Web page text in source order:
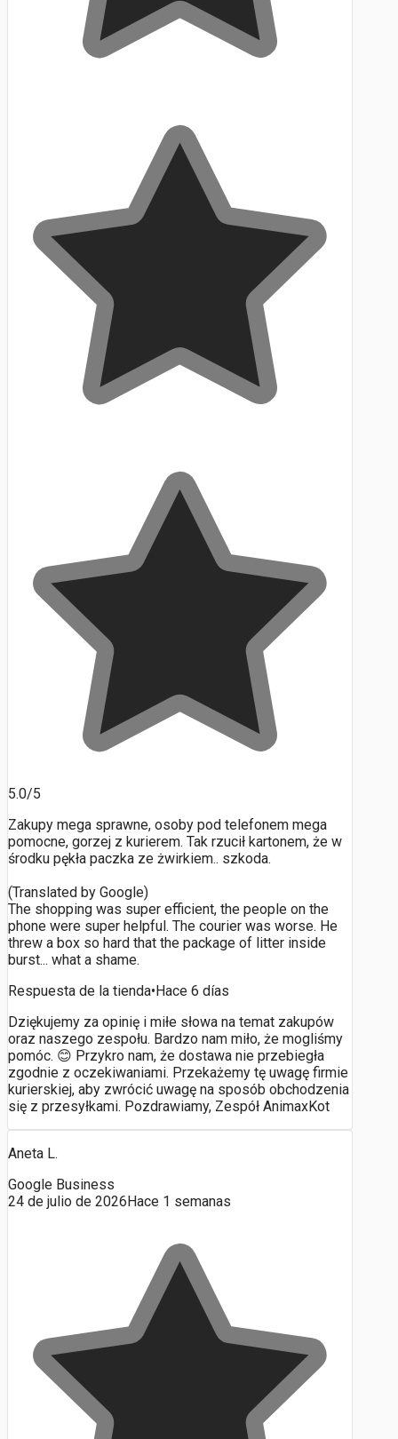
5.0/5
Zakupy mega sprawne, osoby pod telefonem mega
pomocne, gorzej z kurierem. Tak rzucił kartonem, że w
środku pękła paczka ze żwirkiem.. szkoda.
(Translated by Google)
The shopping was super efficient, the people on the
phone were super helpful. The courier was worse. He
threw a box so hard that the package of litter inside
burst... what a shame.
Respuesta de la tienda• Hace 6 días
Dziękujemy za opinię i miłe słowa na temat zakupów
oraz naszego zespołu. Bardzo nam miło, że mogliśmy
pomóc. 😊 Przykro nam, że dostawa nie przebiegła
zgodnie z oczekiwaniami. Przekażemy tę uwagę firmie
kurierskiej, aby zwrócić uwagę na sposób obchodzenia
się z przesyłkami. Pozdrawiamy, Zespół AnimaxKot
Aneta L.
Google Business
24 de julio de 2026 Hace 1 semanas